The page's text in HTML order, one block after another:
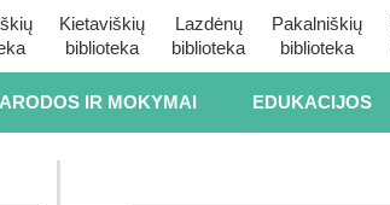
Kietaviškių
biblioteka
Lazdėnų
biblioteka
Pakalniškių
biblioteka
IR MOKYMAI EDUKACIJOS